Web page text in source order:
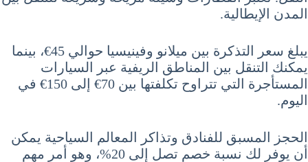
المدن الإيطالية.
يبلغ سعر التذكرة بين ميلانو وفينيسيا حوالي 45€، بينما
يمكنك التنقل بين المناطق الريفية عبر السيارات
المستأجرة التي تتراوح تكلفتها بين 70€ إلى 150€ في
اليوم.
الحجز المسبق للفنادق وتذاكر المعالم السياحية يمكن
أن يوفر لك نسبة خصم تصل إلى 20%، وهو أمر مهم